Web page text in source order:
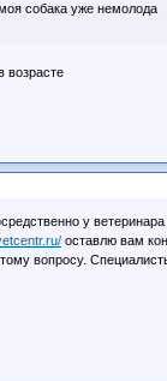
собака уже немолода
возрасте
у ветеринара
оставлю вам
вопросу.